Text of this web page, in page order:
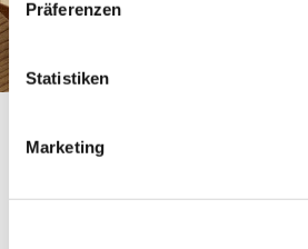
Impressum.
Präferenzen
Statistiken
Marketing
Glänzende Ideen mit